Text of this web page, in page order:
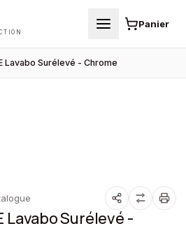
Panier
Lavabo Surélevé - Chrome
Lavabo Surélevé -